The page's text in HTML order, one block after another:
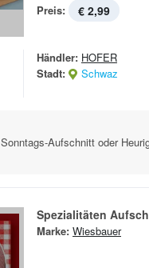
Preis: € 2,99
Händler: HOFER
Stadt:
Schwaz
Sonntags-Aufschnitt oder
Spezialitäten
Marke: Wiesbauer